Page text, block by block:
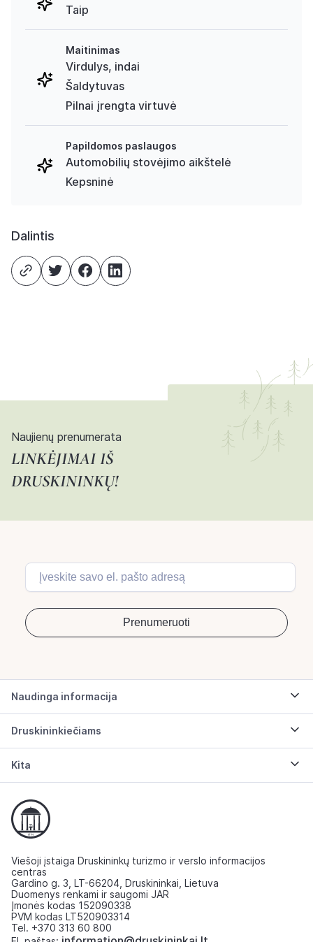
Taip
Maitinimas
Virdulys, indai
Šaldytuvas
Pilnai įrengta virtuvė
Papildomos paslaugos
Automobilių stovėjimo aikštelė
Kepsninė
Dalintis
Naujienų prenumerata
LINKĖJIMAI IŠ
DRUSKININKŲ!
Naudinga informacija
Druskininkiečiams
Kita
Viešoji įstaiga Druskininkų turizmo ir verslo informacijos
centras
Gardino g. 3, LT-66204, Druskininkai, Lietuva
Duomenys renkami ir saugomi JAR
Įmonės kodas 152090338
PVM kodas LT520903314
Tel. +370 313 60 800